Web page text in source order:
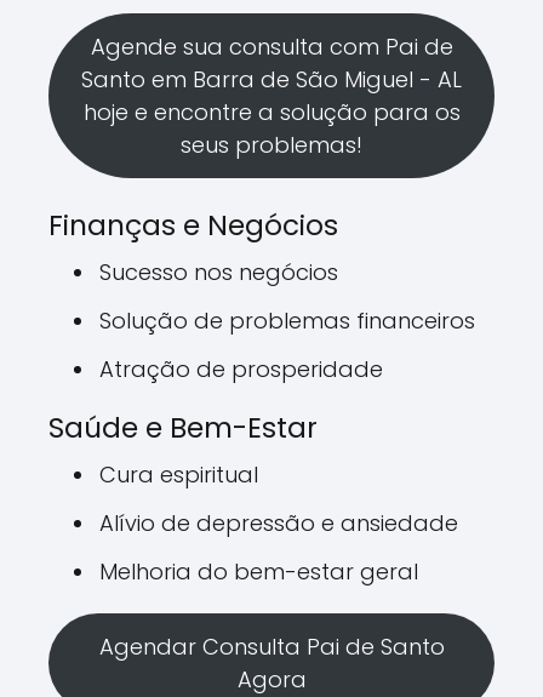
Agende sua consulta com Pai de
Santo em Barra de São Miguel - AL
hoje e encontre a solução para os
seus problemas!
Finanças e Negócios
Sucesso nos negócios
Solução de problemas financeiros
Atração de prosperidade
Saúde e Bem-Estar
Cura espiritual
Alívio de depressão e ansiedade
Melhoria do bem-estar geral
Agendar Consulta Pai de Santo
Agora